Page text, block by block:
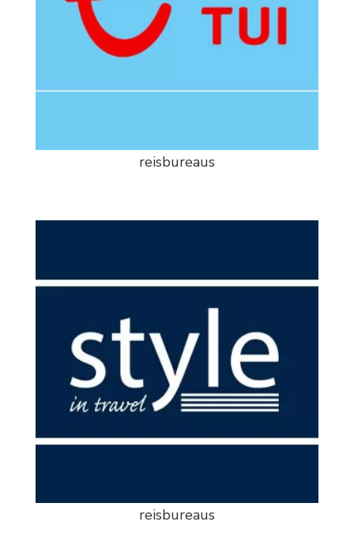
reisbureaus
reisbureaus